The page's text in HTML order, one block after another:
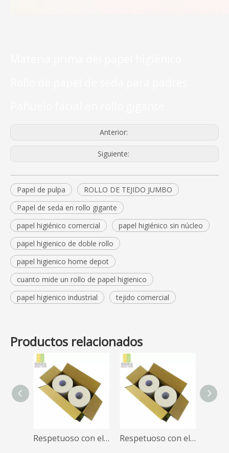
Anterior:
Siguiente:
Papel de pulpa
ROLLO DE TEJIDO JUMBO
Papel de seda en rollo gigante
papel higiénico comercial
papel higiénico sin núcleo
papel higienico de doble rollo
papel higienico home depot
cuanto mide un rollo de papel higienico
papel higienico industrial
tejido comercial
Productos relacionados
Respetuoso con el medio ambiente Alta calidad, higiénico, sin productos químicos nocivos Papel higiénico jumbo de 300 metros de papel higiénico ecológico Respetuoso con el medio ambiente Alta calidad, higiénico, sin productos químicos nocivos Papel higiénico jumbo de 300 metros de papel higiénico ecológico